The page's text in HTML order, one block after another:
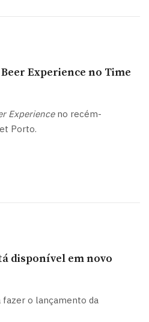
Experience no Time
Experienceno recém-
Porto.
disponível em novo
fazer o lançamento da